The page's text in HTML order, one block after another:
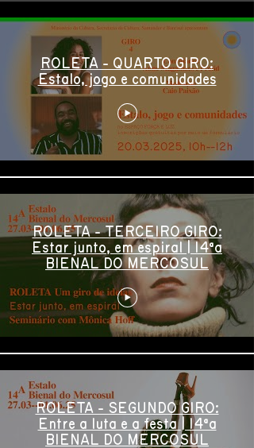
ROLETA - QUARTO GIRO:
Estalo, jogo e comunidades
ROLETA - TERCEIRO GIRO:
Estar junto, em espiral | 14ªa
BIENAL DO MERCOSUL
ROLETA - SEGUNDO GIRO:
Entre a luta e a festa | 14ªa
BIENAL DO MERCOSUL